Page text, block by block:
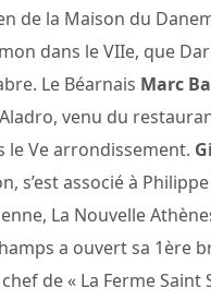
de la Maison du
dans le VIIe, que
Le Béarnais Marc
venu du
le Ve arrondissement.
s’est associé à
La Nouvelle
a ouvert sa 1ère
de « La Ferme Saint